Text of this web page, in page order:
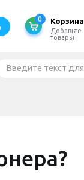
0 Корзина
Добавьте
товары
Искать...